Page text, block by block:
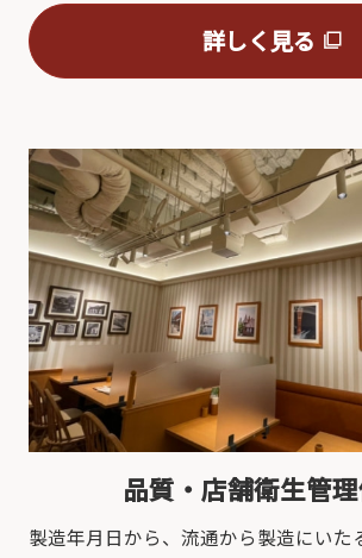
詳しく見る
品質・店舗衛生管
製造年月日から、流通から製造にいた